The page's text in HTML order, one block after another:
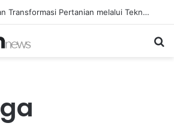
Milenial Petani dan Transformasi Pertanian melalui Teknologi Digital